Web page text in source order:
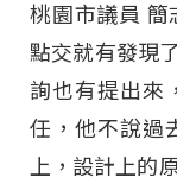
桃園市議員 簡
點交就有發現
詢也有提出來
任，他不說過
上，設計上的